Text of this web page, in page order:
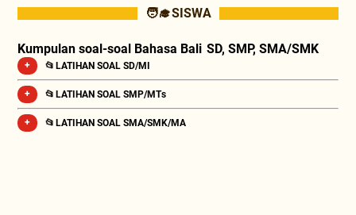
🧑‍🎓 SISWA
Kumpulan soal-soal Bahasa Bali SD, SMP, SMA/SMK
📂 LATIHAN SOAL SD/MI
📂 LATIHAN SOAL SMP/MTs
📂 LATIHAN SOAL SMA/SMK/MA